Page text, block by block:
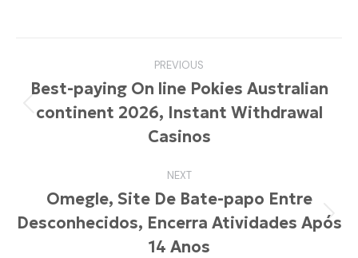
navigation
PREVIOUS
Previous
post:
Best-paying On line Pokies Australian
continent 2026, Instant Withdrawal
Casinos
NEXT
Next
post:
Omegle, Site De Bate-papo Entre
Desconhecidos, Encerra Atividades Após
14 Anos